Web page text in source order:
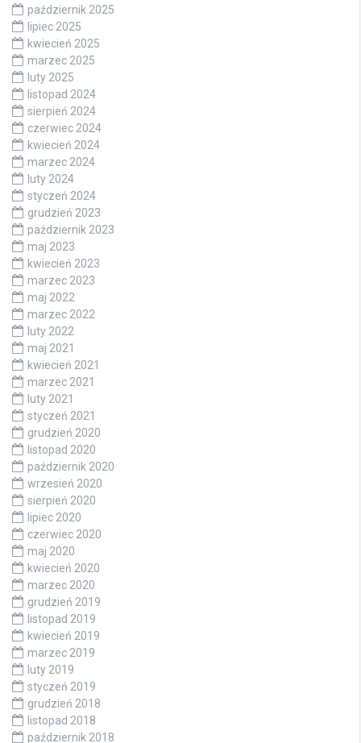
październik 2025
lipiec 2025
kwiecień 2025
marzec 2025
luty 2025
listopad 2024
sierpień 2024
czerwiec 2024
kwiecień 2024
marzec 2024
luty 2024
styczeń 2024
grudzień 2023
październik 2023
maj 2023
kwiecień 2023
marzec 2023
maj 2022
marzec 2022
luty 2022
maj 2021
kwiecień 2021
marzec 2021
luty 2021
styczeń 2021
grudzień 2020
listopad 2020
październik 2020
wrzesień 2020
sierpień 2020
lipiec 2020
czerwiec 2020
maj 2020
kwiecień 2020
marzec 2020
grudzień 2019
listopad 2019
kwiecień 2019
marzec 2019
luty 2019
styczeń 2019
grudzień 2018
listopad 2018
październik 2018